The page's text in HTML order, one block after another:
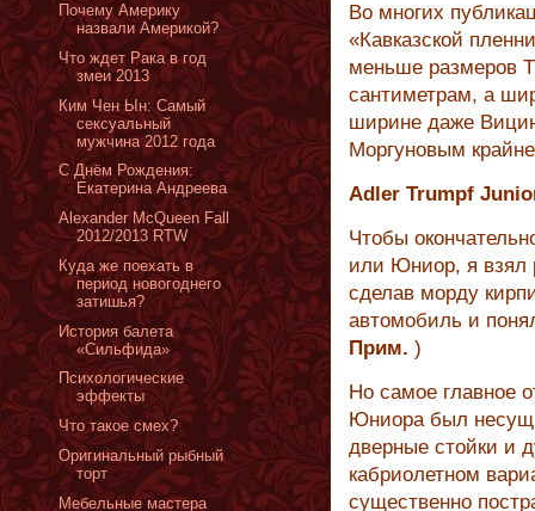
Во многих
«Кавказской
меньше размеров
сантиметрам, а
ширине даже
Моргуновым
Adler Trumpf
Чтобы
или Юниор, я взял
сделав морду
автомобиль и
Прим. )
Но самое главное
Юниора был
дверные стойки и
кабриолетном
существенно
Почему Америку
назвали Америкой?
Что ждет Рака в год
змеи 2013
Ким Чен Ын: Самый
сексуальный
мужчина 2012 года
С Днём Рождения:
Екатерина Андреева
Alexander McQueen Fall
2012/2013 RTW
Куда же поехать в
период новогоднего
затишья?
История балета
«Сильфида»
Психологические
эффекты
Что такое смех?
Оригинальный рыбный
торт
Мебельные мастера